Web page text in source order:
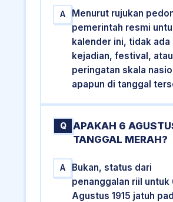
A
Menurut rujukan
pemerintah resmi
kalender ini, tidak ada
kejadian, festival, atau
peringatan skala
apapun di tanggal
Q
APAKAH 6
TANGGAL MERAH?
A
Bukan, status dari
penanggalan riil untuk
Agustus 1915 jatuh